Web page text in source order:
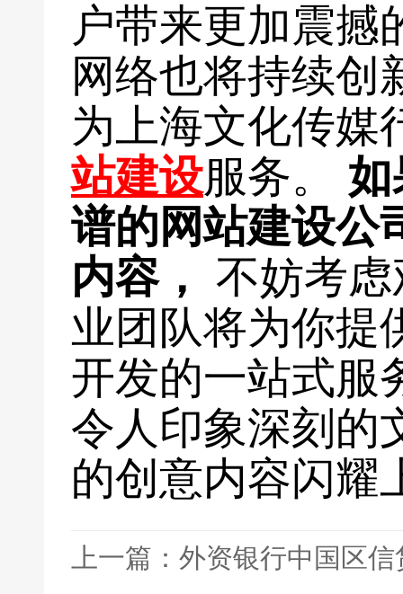
户带来更加震撼
网络也将持续创
为上海文化传媒
站建设服务。 如
谱的网站建设公
内容，
不妨考
业团队将为你提
开发的一站式服
令人印象深刻的
的创意内容闪耀
上一篇：外资银行中国区